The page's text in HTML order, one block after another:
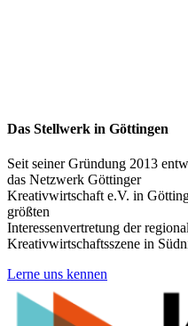
Das Stellwerk in Göttingen
Seit seiner Gründung 2013
das Netzwerk Göttinger
Kreativwirtschaft e.V. in
größten
Interessenvertretung der
Kreativwirtschaftsszene in
Lerne uns kennen